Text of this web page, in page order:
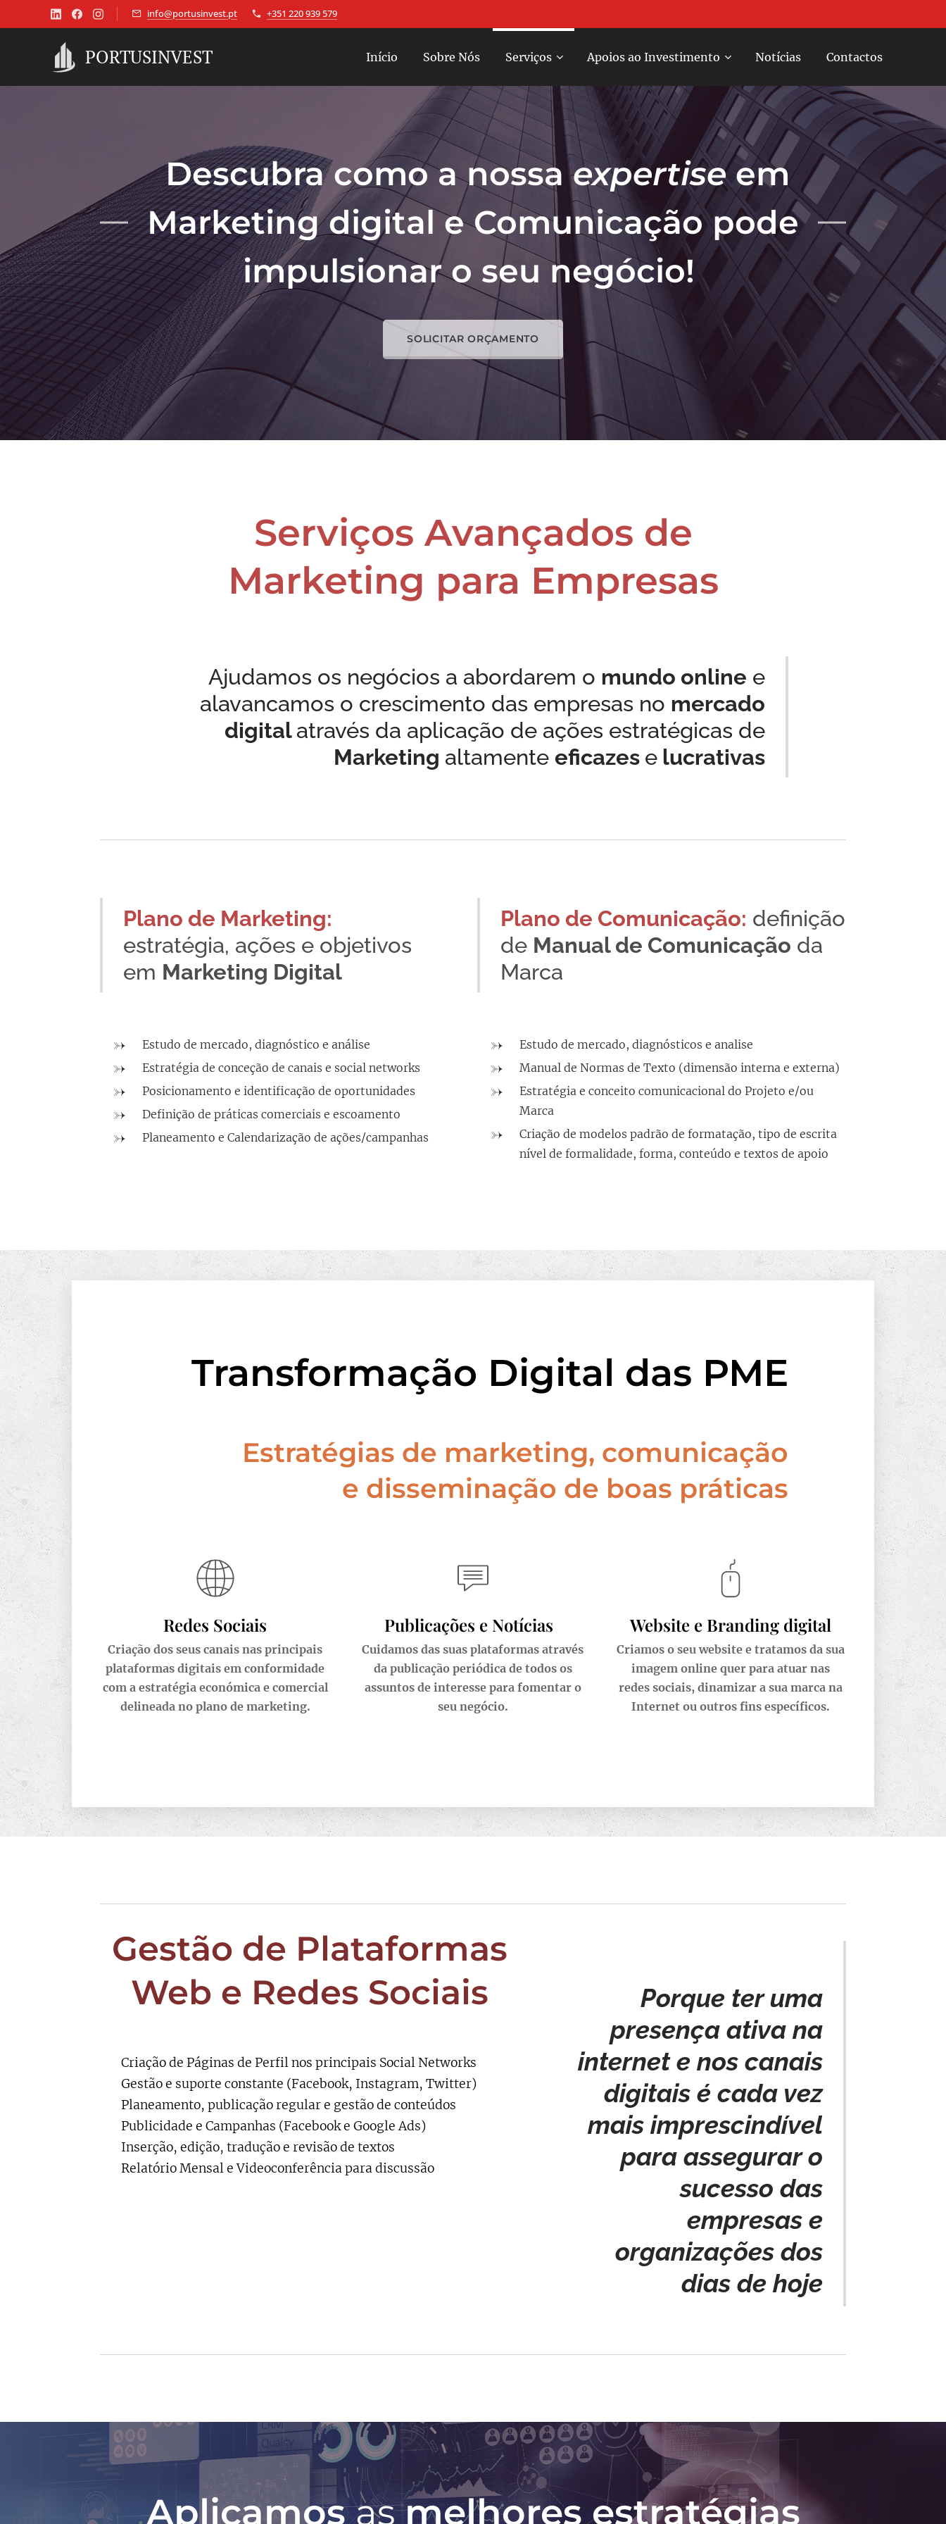
info@portusinvest.pt +351 220 939 579
PORTUSINVEST Início Sobre Nós Serviços Apoios ao Investimento Notícias Contactos
Descubra como a nossaexpertiseem
Marketing digital e Comunicação pode
impulsionar o seu negócio!
SOLICITAR ORÇAMENTO
Serviços Avançados de
Marketing para Empresas
Ajudamos os negócios a abordarem o mundo online e
alavancamos o crescimento das empresas no mercado
digitalatravés da aplicação de ações estratégicas de
Marketing altamente eficazes elucrativas
Plano de Marketing:
estratégia, ações e objetivos
em Marketing Digital
Estudo de mercado, diagnóstico e análise
Estratégia de conceção de canais e social networks
Posicionamento e identificação de oportunidades
Definição de práticas comerciais e escoamento
Planeamento e Calendarização de ações/campanhas
Plano de Comunicação: definição
de Manual de Comunicação da
Marca
Estudo de mercado, diagnósticos e analise
Manual de Normas de Texto (dimensão interna e externa)
Estratégia e conceito comunicacional do Projeto e/ou
Marca
Criação de modelos padrão de formatação, tipo de escrita
nível de formalidade, forma, conteúdo e textos de apoio
Transformação Digital das PME
Estratégias de marketing, comunicação
e disseminação de boas práticas
Redes Sociais
Criação dos seus canais nas principais
plataformas digitais em conformidade
com a estratégia económica e comercial
delineada no plano de marketing.
Publicações e Notícias
Cuidamos das suas plataformas através
da publicação periódica de todos os
assuntos de interesse para fomentar o
seu negócio.
Website e Branding digital
Criamos o seu website e tratamos da sua
imagem online quer para atuar nas
redes sociais, dinamizar a sua marca na
Internet ou outros fins específicos.
Gestão de Plataformas
Web e Redes Sociais
🟥 Criação de Páginas de Perfil nos principais Social Networks
🟥 Gestão e suporte constante (Facebook, Instagram, Twitter)
🟥 Planeamento, publicação regular e gestão de conteúdos
🟥 Publicidade e Campanhas (Facebook e Google Ads)
🟥 Inserção, edição, tradução e revisão de textos
🟥 Relatório Mensal e Videoconferência para discussão
Porque ter uma
presença ativa na
internet e nos canais
digitais é cada vez
mais imprescindível
para assegurar o
sucesso das
empresas e
organizações dos
dias de hoje
Aplicamosasmelhores estratégias